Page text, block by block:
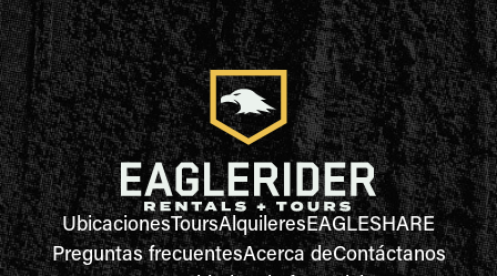
UbicacionesToursAlquileresEAGLESHARE
Preguntas frecuentesAcerca deContáctanos